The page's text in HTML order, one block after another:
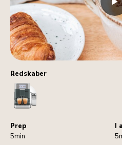
Redskaber
CoffeeMachine
Prep
5min
I